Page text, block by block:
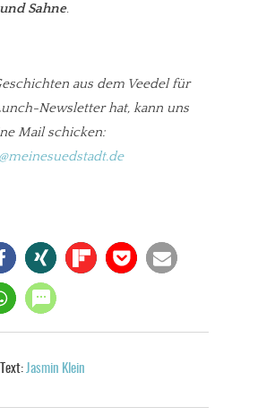
Sahne.
aus dem Veedel für
Newsletter hat, kann uns
Mail schicken:
Text: Jasmin Klein